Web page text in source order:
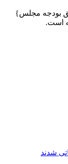
بودجه مجلس}
است.
شدند